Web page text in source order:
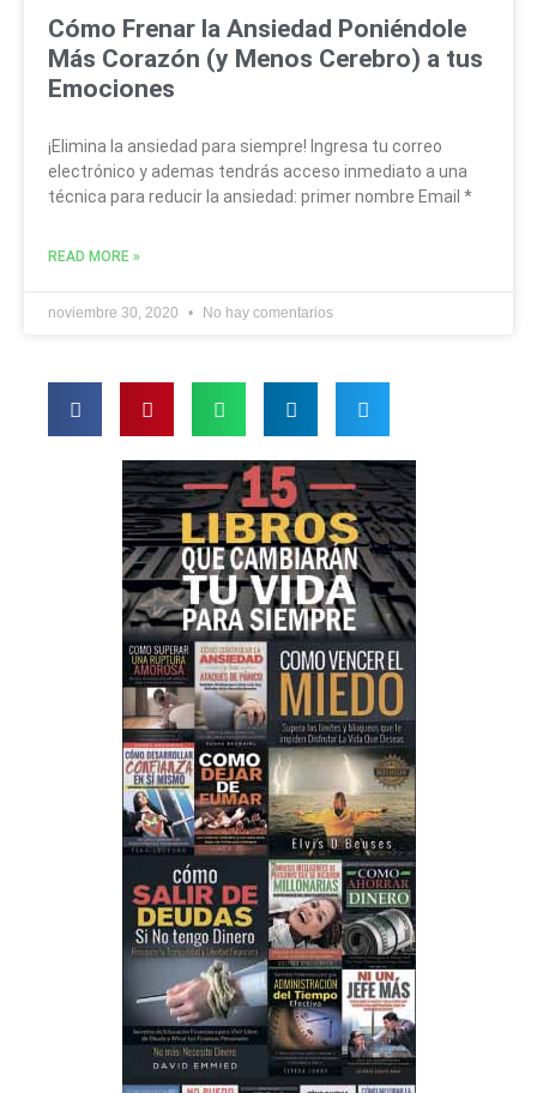
Cómo Frenar la Ansiedad Poniéndole
Más Corazón (y Menos Cerebro) a tus
Emociones
¡Elimina la ansiedad para siempre! Ingresa tu correo
electrónico y ademas tendrás acceso inmediato a una
técnica para reducir la ansiedad: primer nombre Email *
READ MORE »
noviembre 30, 2020 No hay comentarios